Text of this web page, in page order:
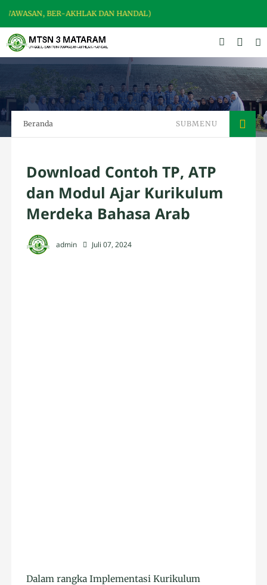
BER-AKHLAK DAN HANDAL)
Beranda SUBMENU
Download Contoh TP, ATP
dan Modul Ajar Kurikulum
Merdeka Bahasa Arab
admin Juli 07, 2024
Dalam rangka Implementasi Kurikulum